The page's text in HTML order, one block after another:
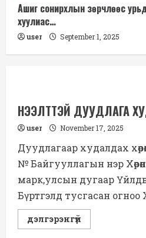
Ашиг сонирхлын зөрчлөөс
хуулиас…
user September 1, 2025
НЭЭЛТТЭЙ ДУУДЛАГА
user November 17, 2025
Дуудлагаар худалдах
№ Байгууллагын нэр
марк,улсын дугаар
Бүртгэлд тусгасан огноо
дэлгэрэнгүй
more